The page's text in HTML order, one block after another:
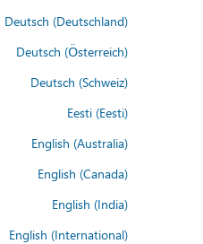
Deutsch (Deutschland)
Deutsch (Österreich)
Deutsch (Schweiz)
Eesti (Eesti)
English (Australia)
English (Canada)
English (India)
English (International)